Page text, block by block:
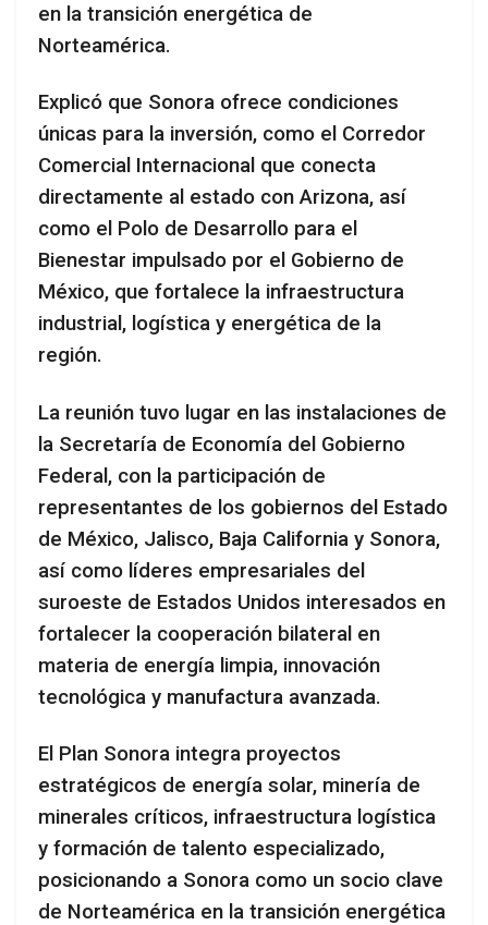
en la transición energética de
Norteamérica.
Explicó que Sonora ofrece condiciones
únicas para la inversión, como el Corredor
Comercial Internacional que conecta
directamente al estado con Arizona, así
como el Polo de Desarrollo para el
Bienestar impulsado por el Gobierno de
México, que fortalece la infraestructura
industrial, logística y energética de la
región.
La reunión tuvo lugar en las instalaciones de
la Secretaría de Economía del Gobierno
Federal, con la participación de
representantes de los gobiernos del Estado
de México, Jalisco, Baja California y Sonora,
así como líderes empresariales del
suroeste de Estados Unidos interesados en
fortalecer la cooperación bilateral en
materia de energía limpia, innovación
tecnológica y manufactura avanzada.
El Plan Sonora integra proyectos
estratégicos de energía solar, minería de
minerales críticos, infraestructura logística
y formación de talento especializado,
posicionando a Sonora como un socio clave
de Norteamérica en la transición energética